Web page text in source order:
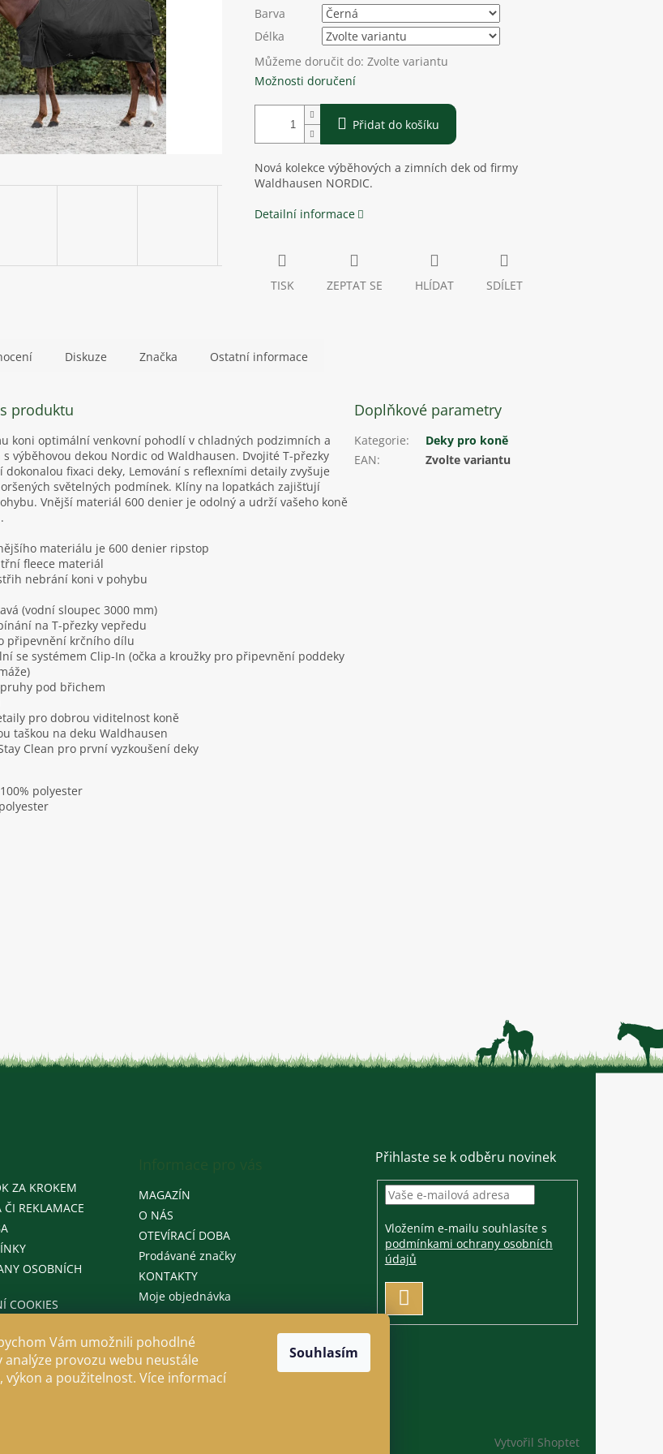
Vám umožnili pohodlné
provozu webu neustále
výkon a použitelnost. Více informací
Souhlasím
Barva
Délka
Můžeme doručit do: Zvolte variantu
Možnosti doručení
Přidat do košíku
Nová kolekce výběhových a zimních dek od firmy
Waldhausen NORDIC.
Detailní informace
TISK ZEPTAT SE HLÍDAT SDÍLET
Diskuze Značka Ostatní informace
produktu
koni optimální venkovní pohodlí v chladných podzimních a
výběhovou dekou Nordic od Waldhausen. Dvojité T-přezky
fixaci deky, Lemování s reflexními detaily zvyšuje
světelných podmínek. Klíny na lopatkách zajišťují
Vnější materiál 600 denier je odolný a udrží vašeho koně
materiálu je 600 denier ripstop
fleece materiál
nebrání koni v pohybu
(vodní sloupec 3000 mm)
na T-přezky vepředu
připevnění krčního dílu
se systémem Clip-In (očka a kroužky pro připevnění poddeky
pod břichem
pro dobrou viditelnost koně
taškou na deku Waldhausen
Clean pro první vyzkoušení deky
polyester
Doplňkové parametry
Kategorie:
Deky pro koně
EAN: Zvolte variantu
ZA KROKEM
REKLAMACE
OSOBNÍCH
COOKIES
MAGAZÍN
O NÁS
OTEVÍRACÍ DOBA
Prodávané značky
KONTAKTY
Moje objednávka
Přihlaste se k odběru novinek
Vložením e-mailu souhlasíte s
podmínkami ochrany osobních
údajů
SE
Vytvořil Shoptet